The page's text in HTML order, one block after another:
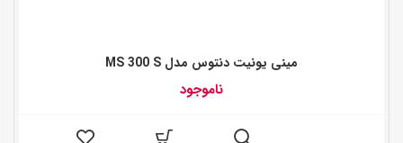
مینی یونیت دنتوس مدل MS 300 S
ناموجود